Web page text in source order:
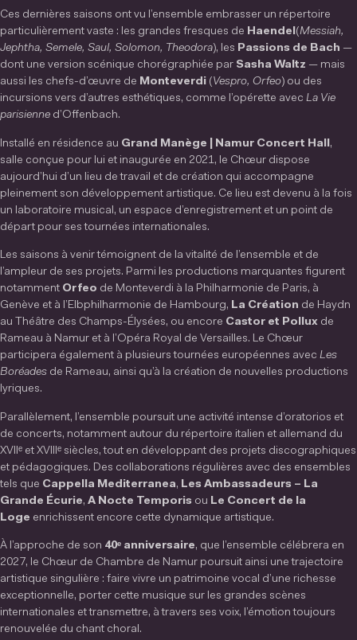
Ces dernières saisons ont vu l’ensemble embrasser un répertoire
particulièrement vaste : les grandes fresques de Haendel(Messiah,
Jephtha, Semele, Saul, Solomon, Theodora), les Passions de Bach —
dont une version scénique chorégraphiée par Sasha Waltz — mais
aussi les chefs-d’œuvre de Monteverdi (Vespro, Orfeo) ou des
incursions vers d’autres esthétiques, comme l’opérette avec La Vie
parisienne d’Offenbach.
Installé en résidence au Grand Manège | Namur Concert Hall ,
salle conçue pour lui et inaugurée en 2021, le Chœur dispose
aujourd’hui d’un lieu de travail et de création qui accompagne
pleinement son développement artistique. Ce lieu est devenu à la fois
un laboratoire musical, un espace d’enregistrement et un point de
départ pour ses tournées internationales.
Les saisons à venir témoignent de la vitalité de l’ensemble et de
l’ampleur de ses projets. Parmi les productions marquantes figurent
notamment Orfeo de Monteverdi à la Philharmonie de Paris, à
Genève et à l’Elbphilharmonie de Hambourg, La Création de Haydn
au Théâtre des Champs-Élysées, ou encore Castor et Pollux de
Rameau à Namur et à l’Opéra Royal de Versailles. Le Chœur
participera également à plusieurs tournées européennes avec Les
Boréades de Rameau, ainsi qu’à la création de nouvelles productions
lyriques.
Parallèlement, l’ensemble poursuit une activité intense d’oratorios et
de concerts, notamment autour du répertoire italien et allemand du
XVIIᵉ et XVIIIᵉ siècles, tout en développant des projets discographiques
et pédagogiques. Des collaborations régulières avec des ensembles
tels que Cappella Mediterranea, Les Ambassadeurs – La
Grande Écurie, A Nocte Temporis ou Le Concert de la
Loge enrichissent encore cette dynamique artistique.
À l’approche de son 40ᵉ anniversaire, que l’ensemble célébrera en
2027, le Chœur de Chambre de Namur poursuit ainsi une trajectoire
artistique singulière : faire vivre un patrimoine vocal d’une richesse
exceptionnelle, porter cette musique sur les grandes scènes
internationales et transmettre, à travers ses voix, l’émotion toujours
renouvelée du chant choral.